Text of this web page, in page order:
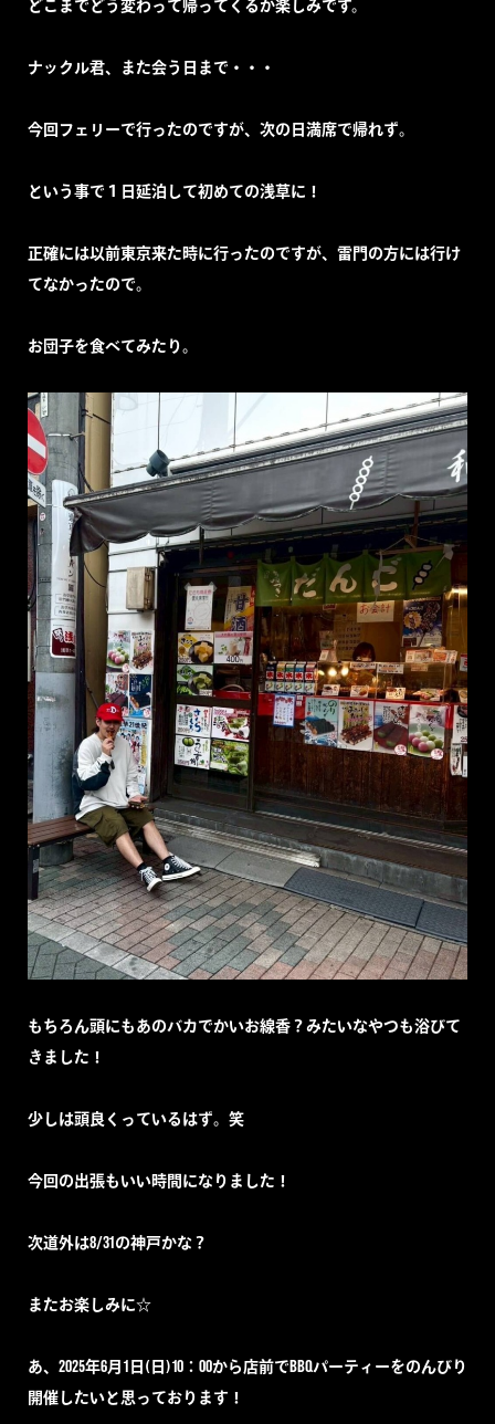
どこまでどう変わって帰ってくるか楽しみです。
ナックル君、また会う日まで・・・
今回フェリーで行ったのですが、次の日満席で帰れず。
という事で１日延泊して初めての浅草に！
正確には以前東京来た時に行ったのですが、雷門の方には行け
てなかったので。
お団子を食べてみたり。
もちろん頭にもあのバカでかいお線香？みたいなやつも浴びて
きました！
少しは頭良くっているはず。笑
今回の出張もいい時間になりました！
次道外は8/31の神戸かな？
またお楽しみに☆
あ、2025年6月1日(日)10：00から店前でBBQパーティーをのんびり
開催したいと思っております！